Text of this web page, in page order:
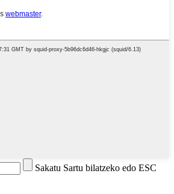
Sakatu Sartu bilatzeko edo ESC